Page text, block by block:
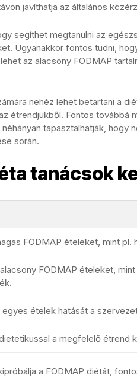
javíthatja az általános
segíthet megtanulni az
Ugyanakkor fontos tudni,
az alacsony FODMAP
nehéz lehet betartani a
étrendjükből. Fontos továbbá
tapasztalhatják, hogy
során.
tanácsok
FODMAP ételeket, mint
FODMAP ételeket,
egyes ételek hatását a
a megfelelő étrend
a FODMAP diétát,